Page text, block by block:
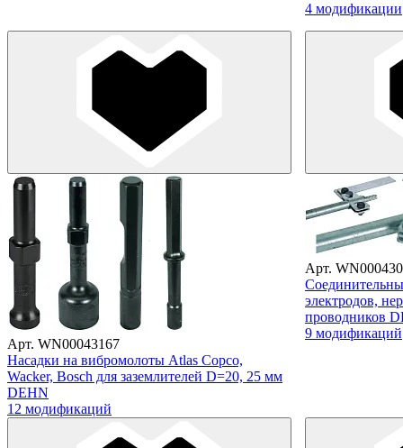
4 модификации
Арт. WN00043167
Насадки на вибромолоты Atlas Copco,
Wacker, Bosch для заземлителей D=20, 25 мм
DEHN
12 модификаций
Арт.
электродов,
проводников
9 модификаций